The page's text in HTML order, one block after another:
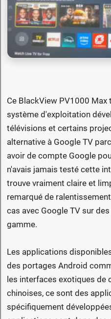
Ce BlackView PV1000 Max
système d'exploitation
télévisions et certains
alternative à Google TV
avoir de compte Google
n'avais jamais testé cette
trouve vraiment claire et
remarqué de
cas avec Google TV sur
gamme.
Les applications
des portages Android
les interfaces exotiques de
chinoises, ce sont des
spécifiquement